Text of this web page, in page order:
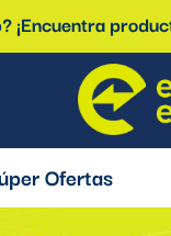
¡Encuentra
Ofertas